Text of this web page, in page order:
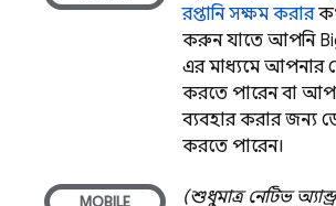
রপ্তানি সক্ষম করার
করুন যাতে আপনি
এর মাধ্যমে আপনার
করতে পারেন বা
ব্যবহার করার জন্য
করতে পারেন।
(শুধুমাত্র নেটিভ